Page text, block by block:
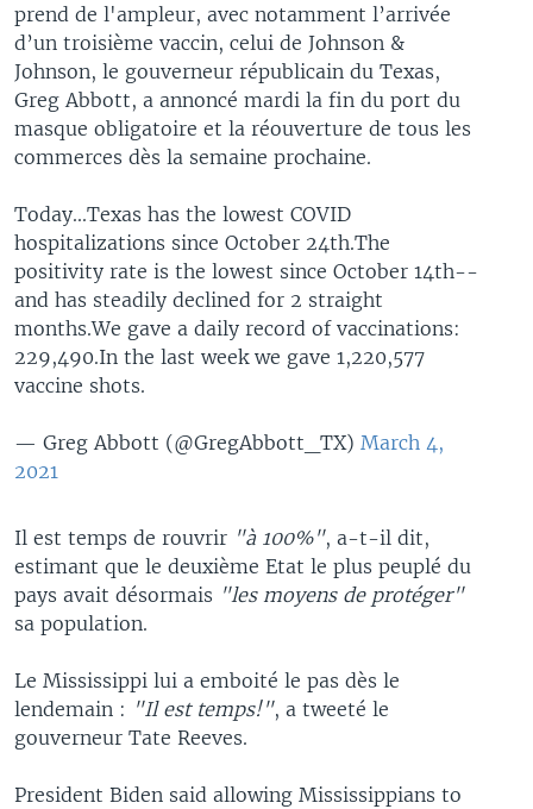
prend de l'ampleur, avec notamment l’arrivée
d’un troisième vaccin, celui de Johnson &
Johnson, le gouverneur républicain du Texas,
Greg Abbott, a annoncé mardi la fin du port du
masque obligatoire et la réouverture de tous les
commerces dès la semaine prochaine.
Today...Texas has the lowest COVID
hospitalizations since October 24th.The
positivity rate is the lowest since October 14th--
and has steadily declined for 2 straight
months.We gave a daily record of vaccinations:
229,490.In the last week we gave 1,220,577
vaccine shots.
— Greg Abbott (@GregAbbott_TX) March 4,
2021
Il est temps de rouvrir "à 100%", a-t-il dit,
estimant que le deuxième Etat le plus peuplé du
pays avait désormais "les moyens de protéger"
sa population.
Le Mississippi lui a emboité le pas dès le
lendemain : "Il est temps!", a tweeté le
gouverneur Tate Reeves.
President Biden said allowing Mississippians to